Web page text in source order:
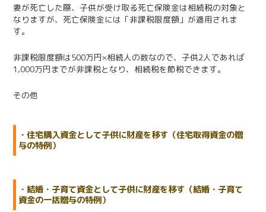
妻が死亡した際、子供が受け取る死亡保険金は相続税の対象と
なりますが、死亡保険金には「非課税限度額」が適用されま
す。
非課税限度額は500万円×相続人の数なので、子供2人であれば
1,000万円までが非課税となり、相続税を節税できます。
その他
・住宅購入資金として子供に財産を移す（住宅取得資金の贈
与の特例）
・結婚・子育て資金として子供に財産を移す（結婚・子育て
資金の一括贈与の特例）